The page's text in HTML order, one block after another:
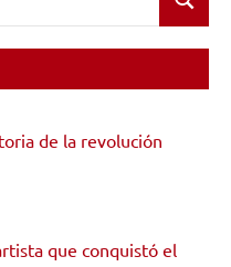
Buscar
de la revolución
que conquistó el